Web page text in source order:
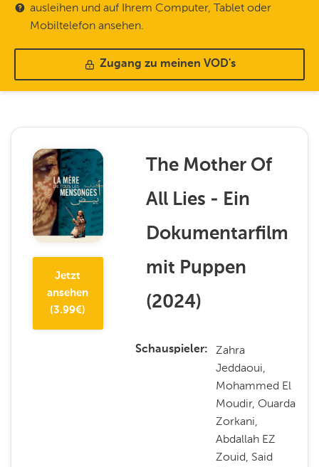
ausleihen und auf Ihrem Computer, Tablet oder
Mobiltelefon ansehen.
Zugang zu meinen VOD's
Jetzt
ansehen
(3.99€)
The Mother Of
All Lies - Ein
Dokumentarfilm
mit Puppen
(2024)
Schauspieler
Zahra
Jeddaoui,
Mohammed El
Moudir, Ouarda
Zorkani,
Abdallah EZ
Zouid, Said